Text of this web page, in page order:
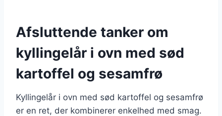
Afsluttende tanker om
kyllingelår i ovn med sød
kartoffel og sesamfrø
Kyllingelår i ovn med sød kartoffel og sesamfrø
er en ret, der kombinerer enkelhed med smag.